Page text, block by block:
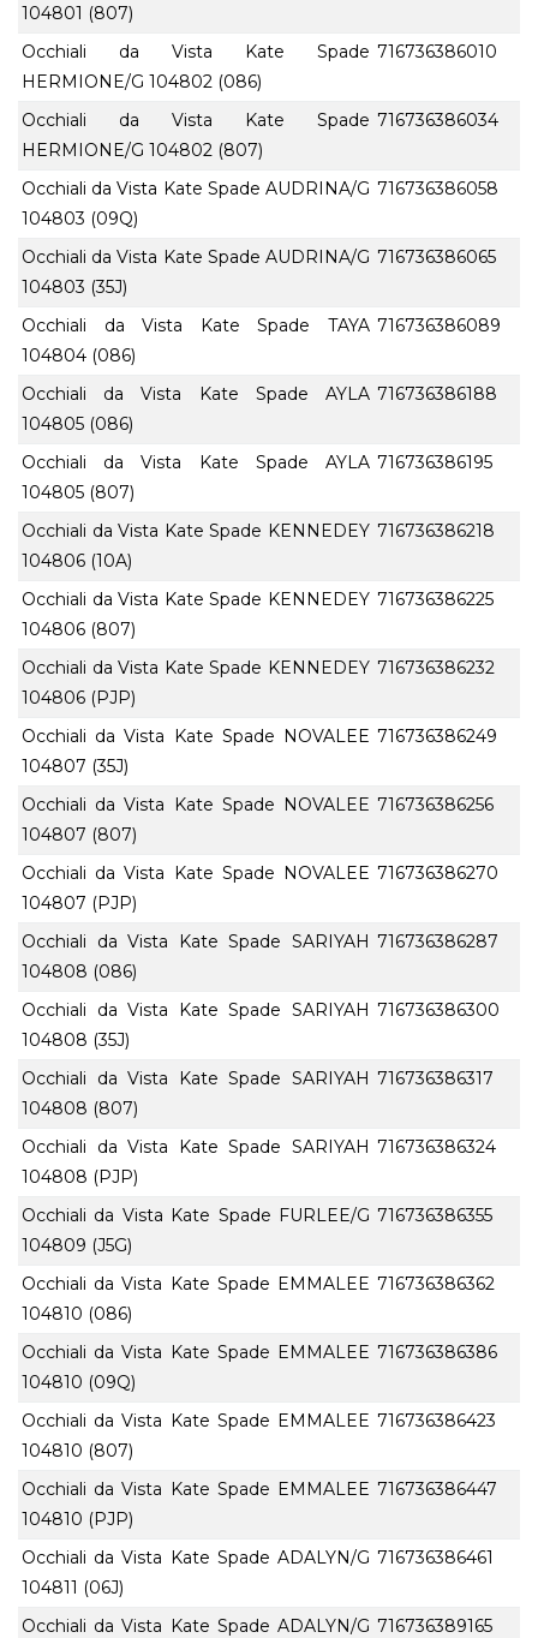
104801 (807)
Occhiali da Vista Kate Spade
HERMIONE/G 104802 (086)
716736386010
Occhiali da Vista Kate Spade
HERMIONE/G 104802 (807)
716736386034
Occhiali da Vista Kate Spade AUDRINA/G
104803 (09Q)
716736386058
Occhiali da Vista Kate Spade AUDRINA/G
104803 (35J)
716736386065
Occhiali da Vista Kate Spade TAYA
104804 (086)
716736386089
Occhiali da Vista Kate Spade AYLA
104805 (086)
716736386188
Occhiali da Vista Kate Spade AYLA
104805 (807)
716736386195
Occhiali da Vista Kate Spade KENNEDEY
104806 (10A)
716736386218
Occhiali da Vista Kate Spade KENNEDEY
104806 (807)
716736386225
Occhiali da Vista Kate Spade KENNEDEY
104806 (PJP)
716736386232
Occhiali da Vista Kate Spade NOVALEE
104807 (35J)
716736386249
Occhiali da Vista Kate Spade NOVALEE
104807 (807)
716736386256
Occhiali da Vista Kate Spade NOVALEE
104807 (PJP)
716736386270
Occhiali da Vista Kate Spade SARIYAH
104808 (086)
716736386287
Occhiali da Vista Kate Spade SARIYAH
104808 (35J)
716736386300
Occhiali da Vista Kate Spade SARIYAH
104808 (807)
716736386317
Occhiali da Vista Kate Spade SARIYAH
104808 (PJP)
716736386324
Occhiali da Vista Kate Spade FURLEE/G
104809 (J5G)
716736386355
Occhiali da Vista Kate Spade EMMALEE
104810 (086)
716736386362
Occhiali da Vista Kate Spade EMMALEE
104810 (09Q)
716736386386
Occhiali da Vista Kate Spade EMMALEE
104810 (807)
716736386423
Occhiali da Vista Kate Spade EMMALEE
104810 (PJP)
716736386447
Occhiali da Vista Kate Spade ADALYN/G
104811 (06J)
716736386461
Occhiali da Vista Kate Spade ADALYN/G 716736389165